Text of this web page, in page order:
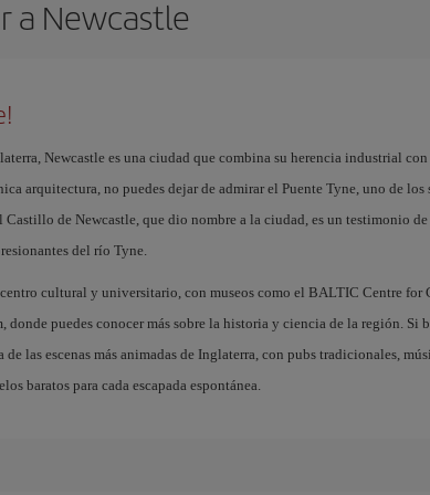
a Newcastle
Newcastle es una ciudad que combina su herencia industrial
arquitectura, no puedes dejar de admirar el Puente Tyne, uno de los
de Newcastle, que dio nombre a la ciudad, es un testimonio
del río Tyne.
cultural y universitario, con museos como el BALTIC Centre for
donde puedes conocer más sobre la historia y ciencia de la región. Si
las escenas más animadas de Inglaterra, con pubs tradicionales,
baratos para cada escapada espontánea.